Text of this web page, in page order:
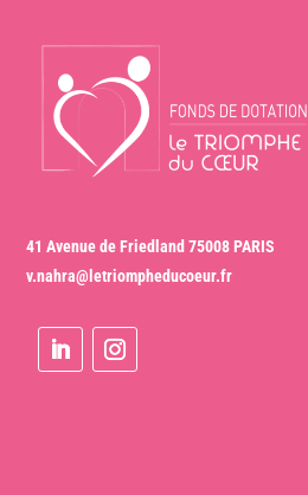
41 Avenue de Friedland 75008 PARIS
v.nahra@letriompheducoeur.fr